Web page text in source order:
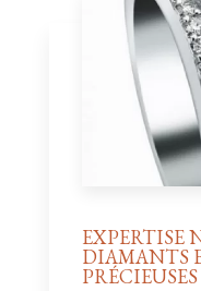
EXPERTISE
DIAMANTS
PRÉCIEUSES